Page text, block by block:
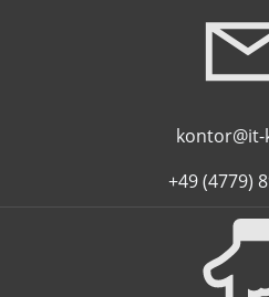
kontor@it-
+49 (4779)